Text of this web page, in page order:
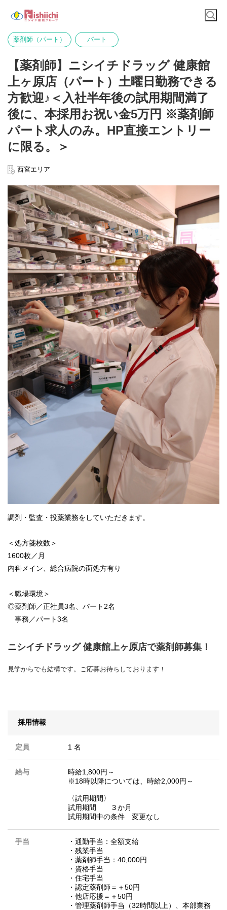
薬剤師（パート） パート
【薬剤師】ニシイチドラッグ 健康館
上ヶ原店（パート）土曜日勤務できる
方歓迎♪＜入社半年後の試用期間満了
後に、本採用お祝い金5万円 ※薬剤師
パート求人のみ。HP直接エントリー
に限る。＞
西宮エリア
調剤・監査・投薬業務をしていただきます。
＜処方箋枚数＞
1600枚／月
内科メイン、総合病院の面処方有り
＜職場環境＞
◎薬剤師／正社員3名、パート2名
事務／パート3名
ニシイチドラッグ 健康館上ヶ原店で薬剤師募集！
見学からでも結構です。ご応募お待ちしております！
採用情報
定員 1 名
給与
時給1,800円～
※18時以降については、時給2,000円～
〈試用期間〉
試用期間 ３か月
試用期間中の条件 変更なし
手当
・通勤手当：全額支給
・残業手当
・薬剤師手当：40,000円
・資格手当
・住宅手当
・認定薬剤師＝＋50円
・他店応援＝＋50円
・管理薬剤師手当（32時間以上）、本部業務